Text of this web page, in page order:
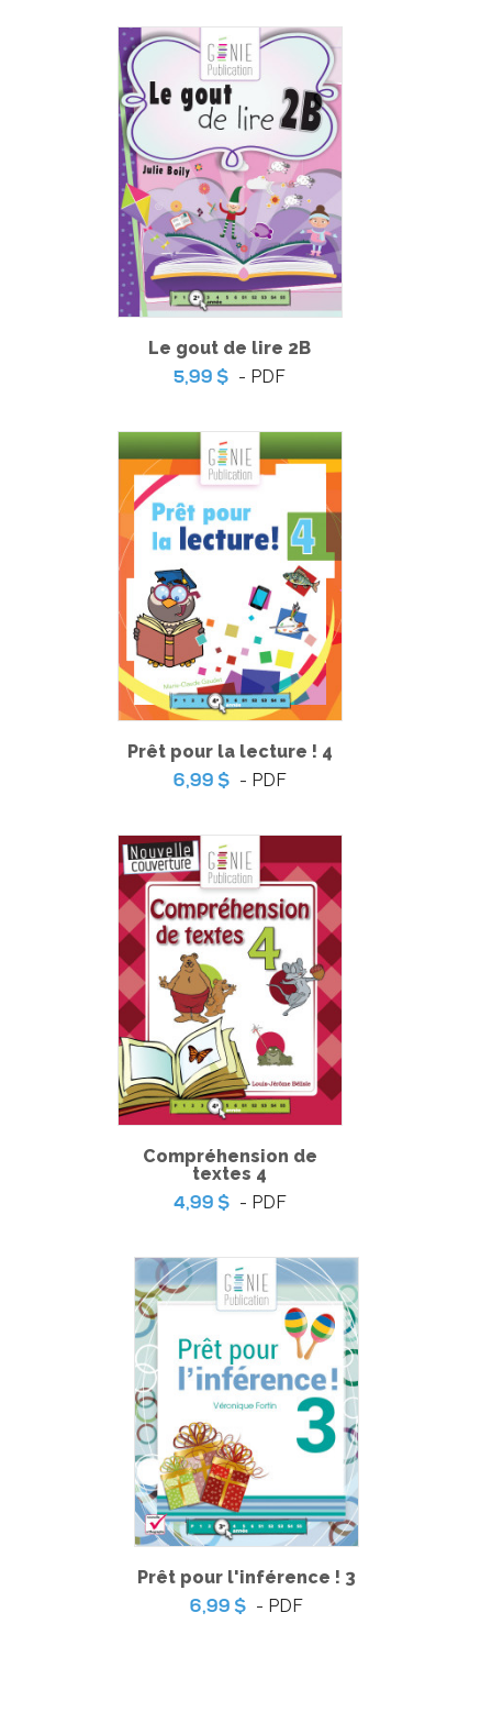
Minisérie sur les émotions – Lectures
3,99 $-PDF
Pratique de l'épreuve ministérielle de français de la fin du
3e cycle du primaire – 2
6,99 $
-PDF
Pratique de l'épreuve ministérielle de français de la fin du
3e cycle du primaire
6,99 $-PDF
Coup de coeur | L’ile aux trésors – Jeu de table
5,99 $-
Le gout de lire 2B
5,99 $ - PDF
Prêt pour la lecture ! 4
6,99 $ - PDF
Compréhension de
textes 4
4,99 $ - PDF
Prêt pour l'inférence ! 3
6,99 $ - PDF